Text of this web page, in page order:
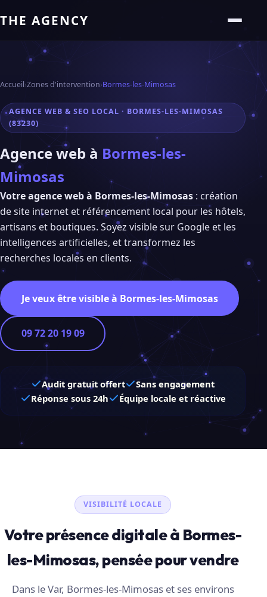
THE AGENCY
Accueil›Zones d'intervention›Bormes-les-Mimosas
AGENCE WEB & SEO LOCAL · BORMES-LES-MIMOSAS
(83230)
Agence web à Bormes-les-
Mimosas
Votre agence web à Bormes-les-Mimosas : création
de site internet et référencement local pour les hôtels,
artisans et boutiques. Soyez visible sur Google et les
intelligences artificielles, et transformez les
recherches locales en clients.
Je veux être visible à Bormes-les-Mimosas
09 72 20 19 09
Audit gratuit offert
Sans engagement
Réponse sous 24h
Équipe locale et réactive
VISIBILITÉ LOCALE
Votre présence digitale à Bormes-
les-Mimosas, pensée pour vendre
Dans le Var, Bormes-les-Mimosas et ses environs